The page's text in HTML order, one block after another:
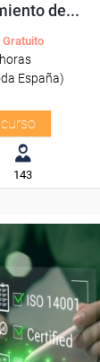
de...
Gratuito
España)
143
100%